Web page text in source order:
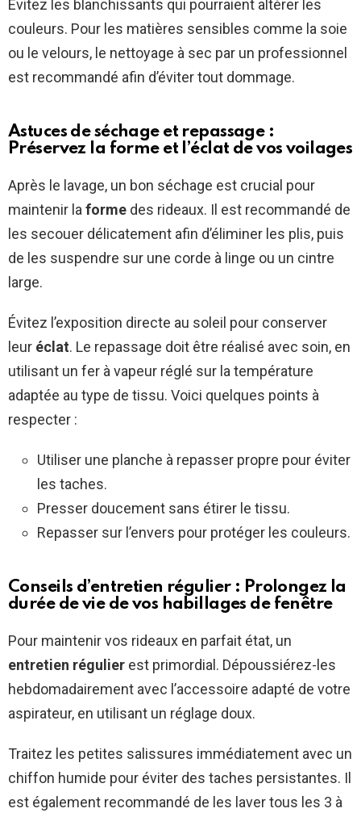
Évitez les blanchissants qui pourraient altérer les
couleurs. Pour les matières sensibles comme la soie
ou le velours, le nettoyage à sec par un professionnel
est recommandé afin d’éviter tout dommage.
Astuces de séchage et repassage :
Préservez la forme et l’éclat de vos voilages
Après le lavage, un bon séchage est crucial pour
maintenir laforme des rideaux. Il est recommandé de
les secouer délicatement afin d’éliminer les plis, puis
de les suspendre sur une corde à linge ou un cintre
large.
Évitez l’exposition directe au soleil pour conserver
leur éclat. Le repassage doit être réalisé avec soin, en
utilisant un fer à vapeur réglé sur la température
adaptée au type de tissu. Voici quelques points à
respecter :
Utiliser une planche à repasser propre pour éviter
les taches.
Presser doucement sans étirer le tissu.
Repasser sur l’envers pour protéger les couleurs.
Conseils d’entretien régulier : Prolongez la
durée de vie de vos habillages de fenêtre
Pour maintenir vos rideaux en parfait état, un
entretien régulier est primordial. Dépoussiérez-les
hebdomadairement avec l’accessoire adapté de votre
aspirateur, en utilisant un réglage doux.
Traitez les petites salissures immédiatement avec un
chiffon humide pour éviter des taches persistantes. Il
est également recommandé de les laver tous les 3 à